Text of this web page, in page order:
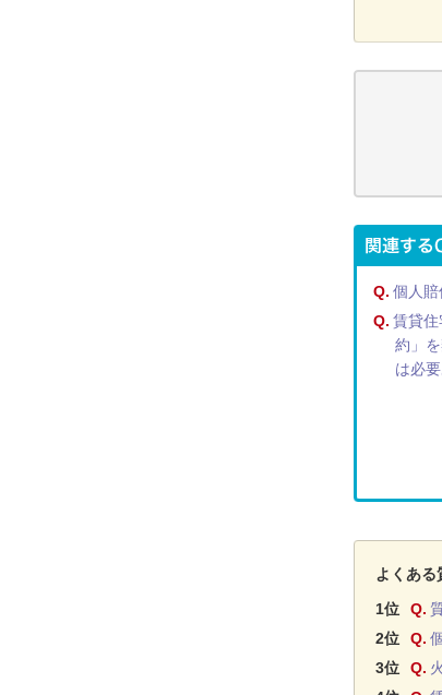
Q. 個人賠
Q. 賃貸
約」
は必
よくある
1位
Q.
2位
Q.
3位
Q.